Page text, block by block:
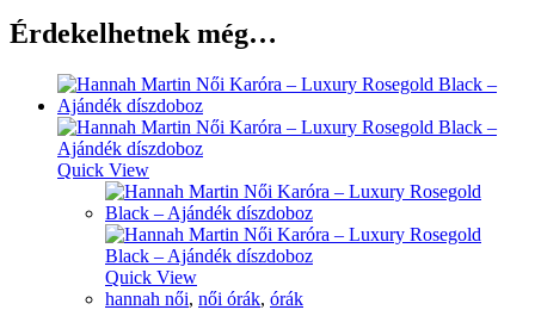
Érdekelhetnek még…
Quick View
Quick View
hannah női, női órák, órák